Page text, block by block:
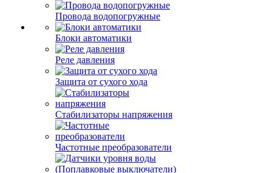
Провода водопогружные
Блоки автоматики
Реле давления
Защита от сухого хода
Стабилизаторы напряжения
Частотные преобразователи